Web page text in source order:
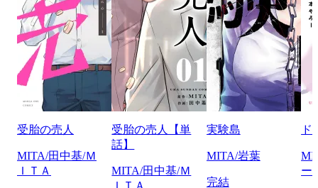
受胎の売人
MITA/田中基/Ｍ
ＩＴＡ
受胎の売人【単
話】
MITA/田中基/Ｍ
ＩＴＡ
実験島
MITA/岩葉
完結
ド
ー